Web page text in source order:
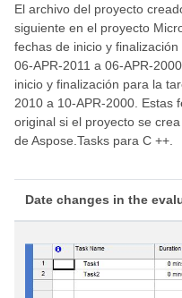
El archivo del proyecto
siguiente en el proyecto
fechas de inicio y
06-APR-2011 a 06-APR-
inicio y finalización para la
2010 a 10-APR-2000. Estas
original si el proyecto se
de Aspose.Tasks para C ++.
Date changes in the